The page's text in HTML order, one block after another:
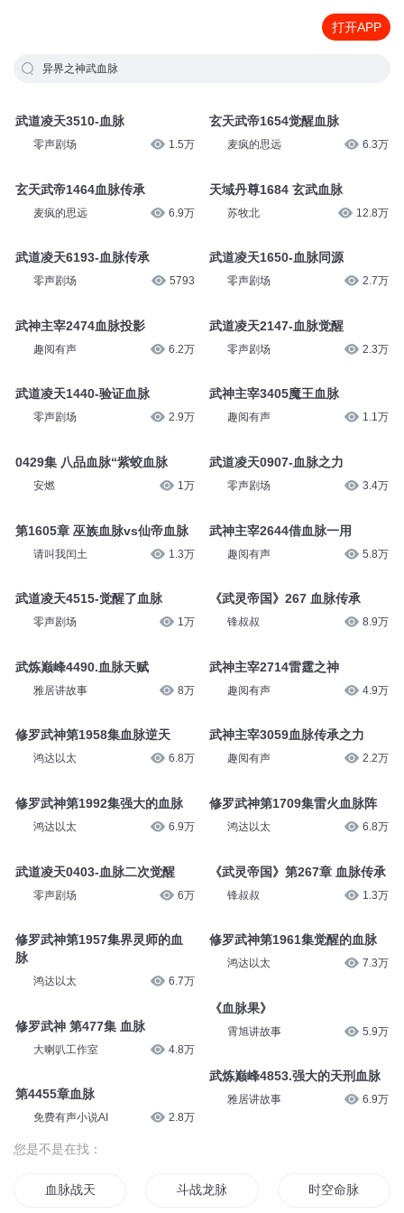
打开APP
异界之神武血脉
武道凌天3510-血脉
零声剧场 1.5万
玄天武帝1464血脉传承
麦疯的思远 6.9万
武道凌天6193-血脉传承
零声剧场 5793
武神主宰2474血脉投影
趣阅有声 6.2万
武道凌天1440-验证血脉
零声剧场 2.9万
0429集 八品血脉“紫蛟血脉
安燃 1万
第1605章 巫族血脉vs仙帝血脉
请叫我闰土 1.3万
武道凌天4515-觉醒了血脉
零声剧场 1万
武炼巅峰4490.血脉天赋
雅居讲故事 8万
修罗武神第1958集血脉逆天
鸿达以太 6.8万
修罗武神第1992集强大的血脉
鸿达以太 6.9万
武道凌天0403-血脉二次觉醒
零声剧场 6万
修罗武神第1957集界灵师的血
脉
鸿达以太 6.7万
修罗武神 第477集 血脉
大喇叭工作室 4.8万
第4455章血脉
免费有声小说AI 2.8万
玄天武帝1654觉醒血脉
麦疯的思远 6.3万
天域丹尊1684 玄武血脉
苏牧北 12.8万
武道凌天1650-血脉同源
零声剧场 2.7万
武道凌天2147-血脉觉醒
零声剧场 2.3万
武神主宰3405魔王血脉
趣阅有声 1.1万
武道凌天0907-血脉之力
零声剧场 3.4万
武神主宰2644借血脉一用
趣阅有声 5.8万
《武灵帝国》267 血脉传承
锋叔叔 8.9万
武神主宰2714雷霆之神
趣阅有声 4.9万
武神主宰3059血脉传承之力
趣阅有声 2.2万
修罗武神第1709集雷火血脉阵
鸿达以太 6.8万
《武灵帝国》第267章 血脉传承
锋叔叔 1.3万
修罗武神第1961集觉醒的血脉
鸿达以太 7.3万
《血脉果》
霄旭讲故事 5.9万
武炼巅峰4853.强大的天刑血脉
雅居讲故事 6.9万
您是不是在找：
血脉战天 斗战龙脉 时空命脉